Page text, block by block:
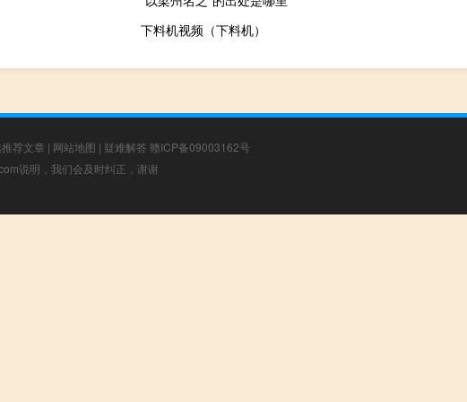
下料机视频（下料机）
荐文章 | 网站地图 | 疑难解答 赣ICP备09003162号
说明，我们会及时纠正，谢谢